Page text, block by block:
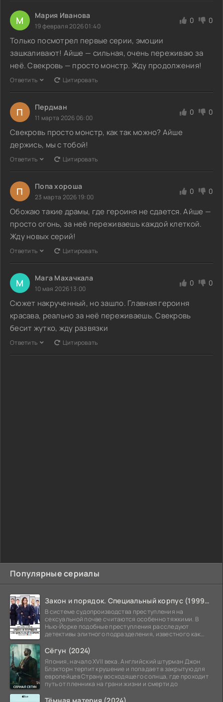
Популярные сериалы
Закон и порядок. Специальный корпус (1999-2026)
В системе судопроизводства преступления на
сексуальной почве считаются особенно тяжкими. В
Нью-Йорке подобные преступления расследуют
детективы элитного подразделения, известного как
Сёгун (2024)
Япония, начало XVII века. Английский штурман Джон
Блэкторн терпит крушение и попадает в закрытую для
европейцев Страну восходящего солнца, где проходит
путь от пленника на грани жизни и смерти до
М Мария Иванова
19 февраля 2026 01:40
0 0
Только посмотрел первые серии, эмоции
зашкаливают! Айше — сильная, очень переживаю за
неё. Свекровь — просто монстр. Жду продолжения!
Ответить Цитировать
П Пердман
11 марта 2026 06:00
0 0
Свекровь просто монстр, как так можно? Айше
держись, мы с тобой!
Ответить Цитировать
П Попа хороша
23 марта 2026 19:00
0 0
Обожаю такие драмы, где героиня не сдается. Айше —
просто огонь, за неё переживаешь каждой клеткой.
Жду новых серий!
Ответить Цитировать
М Мага Махачкала
10 мая 2026 13:00
0 0
Сюжет накрученный, но зашло. Главная героиня
красава, реально за неё переживаешь. Свекровь
бесит жутко, жду развязки
Ответить Цитировать